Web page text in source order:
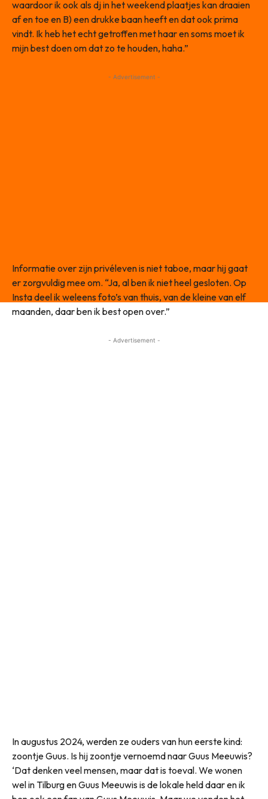
waardoor ik ook als dj in het weekend plaatjes kan draaien
af en toe en B) een drukke baan heeft en dat ook prima
vindt. Ik heb het echt getroffen met haar en soms moet ik
mijn best doen om dat zo te houden, haha.”
- Advertisement -
Informatie over zijn privéleven is niet taboe, maar hij gaat
er zorgvuldig mee om. “Ja, al ben ik niet heel gesloten. Op
Insta deel ik weleens foto’s van thuis, van de kleine van elf
maanden, daar ben ik best open over.”
- Advertisement -
In augustus 2024, werden ze ouders van hun eerste kind:
zoontje Guus. Is hij zoontje vernoemd naar Guus Meeuwis?
‘Dat denken veel mensen, maar dat is toeval. We wonen
wel in Tilburg en Guus Meeuwis is de lokale held daar en ik